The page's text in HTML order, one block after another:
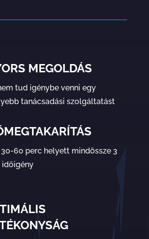
MEGOLDÁS
tud igénybe venni egy
tanácsadási szolgáltatást
30-60 perc helyett mindössze 3
időigény